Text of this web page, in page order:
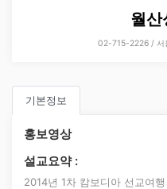
월산
02-715-2226 / 서
기본정보
홍보영상
설교요약 :
2014년 1차 캄보디아 선교여행